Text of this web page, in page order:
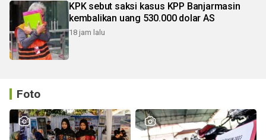
KPK sebut saksi kasus KPP Banjarmasin
kembalikan uang 530.000 dolar AS
18 jam lalu
Foto